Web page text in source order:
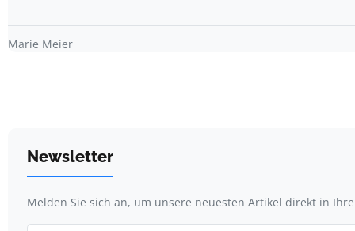
Marie Meier
Newsletter
Melden Sie sich an, um unsere neuesten Artikel direkt in